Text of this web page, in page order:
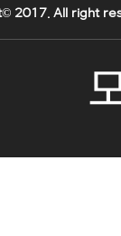
2017. All right